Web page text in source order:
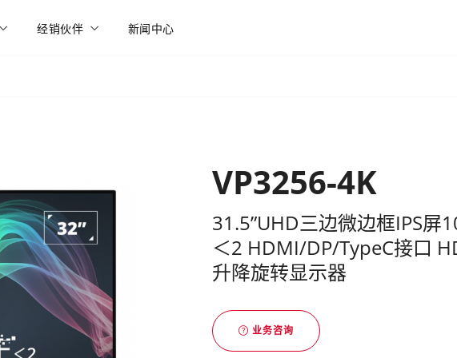
经销伙伴 新闻中心
VP3256-4K
31.5”UHD三边微边框IPS屏
＜2 HDMI/DP/TypeC接口
升降旋转显示器
业务咨询